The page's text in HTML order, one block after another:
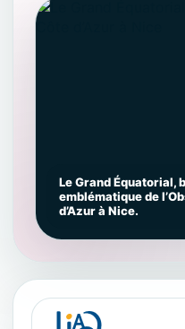
Le Grand Équatorial,
emblématique de
d’Azur à Nice.